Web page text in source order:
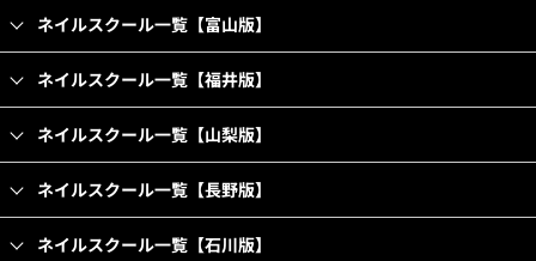
ネイルスクール一覧【富山版】
ネイルスクール一覧【福井版】
ネイルスクール一覧【山梨版】
ネイルスクール一覧【長野版】
ネイルスクール一覧【石川版】